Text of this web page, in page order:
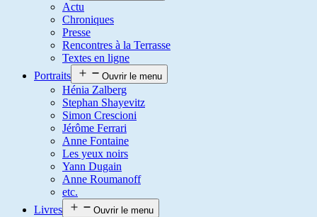
Actu
Chroniques
Presse
Rencontres à la Terrasse
Textes en ligne
Portraits
Ouvrir le menu
Hénia Zalberg
Stephan Shayevitz
Simon Crescioni
Jérôme Ferrari
Anne Fontaine
Les yeux noirs
Yann Dugain
Anne Roumanoff
etc.
Livres
Ouvrir le menu